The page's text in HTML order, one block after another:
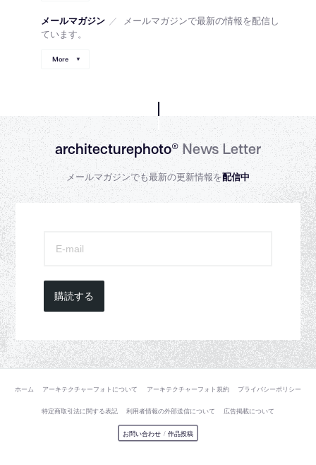
メールマガジン ／
メールマガジンで最新の情報を配信し
ています。
More
architecturephoto®News Letter
メールマガジンでも最新の更新情報を配信中
購読する
ホーム アーキテクチャーフォトについて アーキテクチャーフォト規約 プライバシーポリシー
特定商取引法に関する表記 利用者情報の外部送信について 広告掲載について
お問い合わせ / 作品投稿